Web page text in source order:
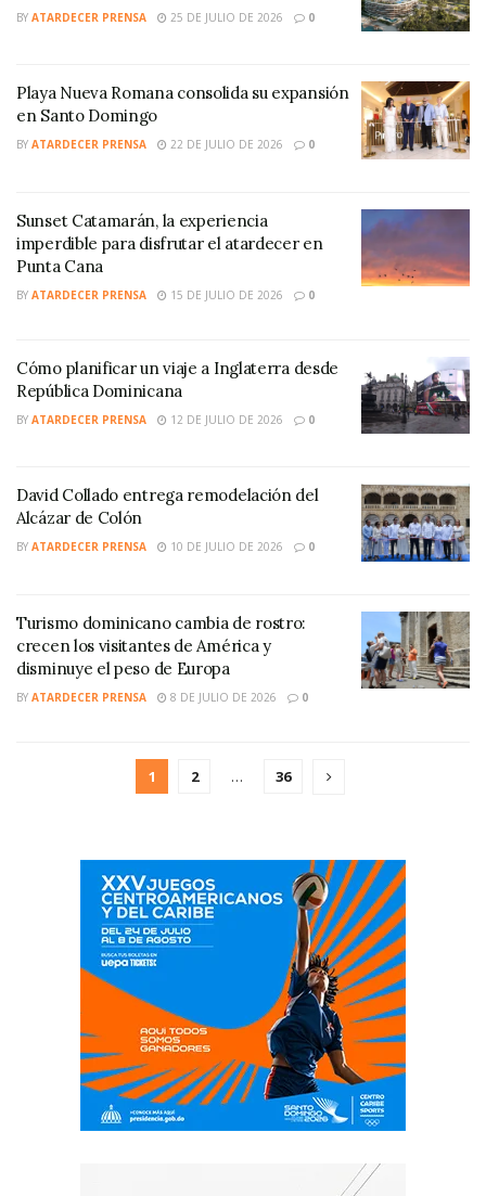
BY ATARDECER PRENSA 25 DE JULIO DE 2026 0
Playa Nueva Romana consolida su expansión
en Santo Domingo
BY ATARDECER PRENSA 22 DE JULIO DE 2026 0
Sunset Catamarán, la experiencia
imperdible para disfrutar el atardecer en
Punta Cana
BY ATARDECER PRENSA 15 DE JULIO DE 2026 0
Cómo planificar un viaje a Inglaterra desde
República Dominicana
BY ATARDECER PRENSA 12 DE JULIO DE 2026 0
David Collado entrega remodelación del
Alcázar de Colón
BY ATARDECER PRENSA 10 DE JULIO DE 2026 0
Turismo dominicano cambia de rostro:
crecen los visitantes de América y
disminuye el peso de Europa
BY ATARDECER PRENSA 8 DE JULIO DE 2026 0
1 2 … 36